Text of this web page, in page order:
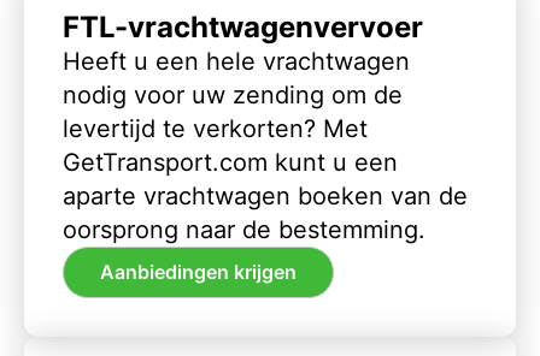
FTL-vrachtwagenvervoer
Heeft u een hele vrachtwagen
nodig voor uw zending om de
levertijd te verkorten? Met
GetTransport.com kunt u een
aparte vrachtwagen boeken van de
oorsprong naar de bestemming.
Aanbiedingen krijgen